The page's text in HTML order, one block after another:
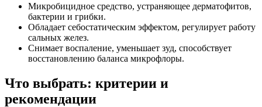
Микробицидное средство, устраняющее дерматофитов,
бактерии и грибки.
Обладает себостатическим эффектом, регулирует работу
сальных желез.
Снимает воспаление, уменьшает зуд, способствует
восстановлению баланса микрофлоры.
Что выбрать: критерии и
рекомендации